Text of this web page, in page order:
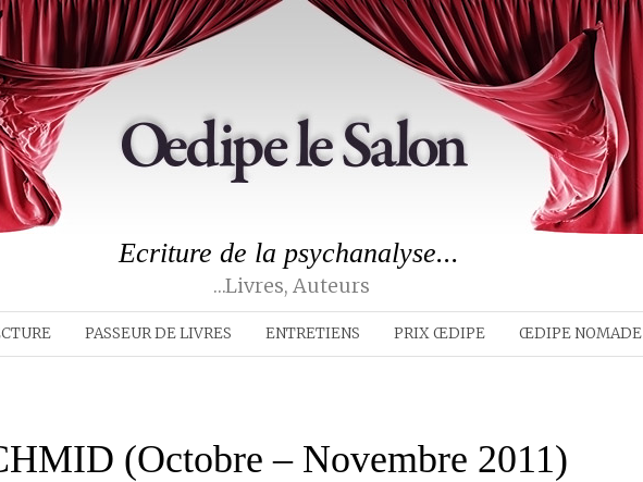
Ecriture de la psychanalyse...
…livres, Auteurs
PASSEUR DE LIVRES ENTRETIENS PRIX ŒDIPE ŒDIPE NOMADE
(Octobre – Novembre 2011)